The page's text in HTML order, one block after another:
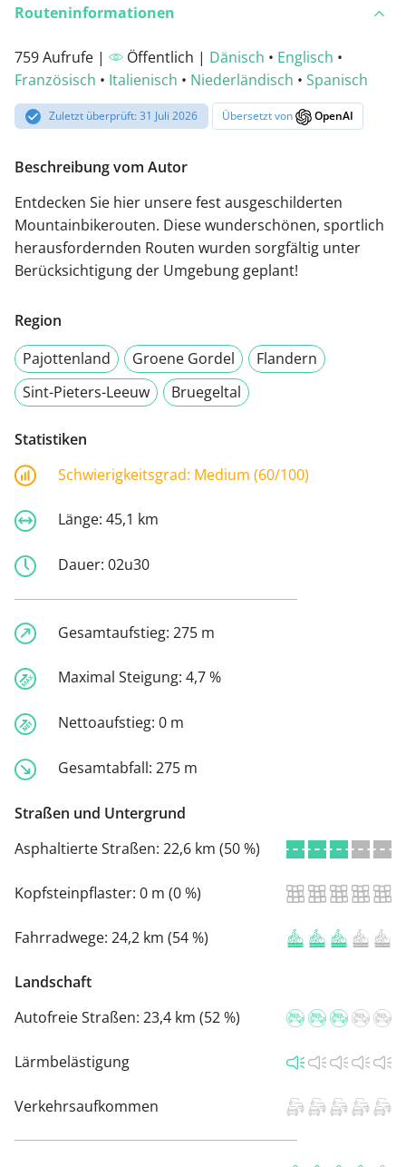
Routeninformationen
759 Aufrufe | Öffentlich | Dänisch • Englisch •
Französisch • Italienisch • Niederländisch • Spanisch
Zuletzt überprüft: 31 Juli 2026 Übersetzt von OpenAI
Beschreibung vom Autor
Entdecken Sie hier unsere fest ausgeschilderten
Mountainbikerouten. Diese wunderschönen, sportlich
herausfordernden Routen wurden sorgfältig unter
Berücksichtigung der Umgebung geplant!
Region
Pajottenland
Groene Gordel
Flandern
Sint-Pieters-Leeuw
Bruegeltal
Statistiken
Schwierigkeitsgrad: Medium (60/100)
Länge: 45,1 km
Dauer: 02u30
Gesamtaufstieg: 275 m
Maximal Steigung: 4,7 %
Nettoaufstieg: 0 m
Gesamtabfall: 275 m
Straßen und Untergrund
Asphaltierte Straßen: 22,6 km (50 %)
Kopfsteinpflaster: 0 m (0 %)
Fahrradwege: 24,2 km (54 %)
Landschaft
Autofreie Straßen: 23,4 km (52 %)
Lärmbelästigung
Verkehrsaufkommen